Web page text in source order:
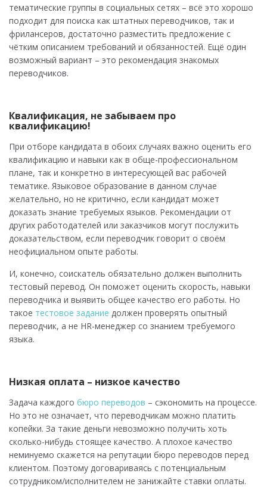
тематические группы в социальных сетях – всё это хорошо
подходит для поиска как штатных переводчиков, так и
фрилансеров, достаточно разместить предложение с
чётким описанием требований и обязанностей. Ещё один
возможный вариант – это рекомендация знакомых
переводчиков.
Квалификация, не забываем про
квалификацию!
При отборе кандидата в обоих случаях важно оценить его
квалификацию и навыки как в обще-профессиональном
плане, так и конкретно в интересующей вас рабочей
тематике. Языковое образование в данном случае
желательно, но не критично, если кандидат может
доказать знание требуемых языков. Рекомендации от
других работодателей или заказчиков могут послужить
доказательством, если переводчик говорит о своём
неофициальном опыте работы.
И, конечно, соискатель обязательно должен выполнить
тестовый перевод. Он поможет оценить скорость, навыки
переводчика и выявить общее качество его работы. Но
такое тестовое задание должен проверять опытный
переводчик, а не HR-менеджер со знанием требуемого
языка.
Низкая оплата – низкое качество
Задача каждого бюро переводов – сэкономить на процессе.
Но это не означает, что переводчикам можно платить
копейки. За такие деньги невозможно получить хоть
сколько-нибудь стоящее качество. А плохое качество
неминуемо скажется на репутации бюро переводов перед
клиентом. Поэтому договариваясь с потенциальным
сотрудником/исполнителем не занижайте ставки оплаты.